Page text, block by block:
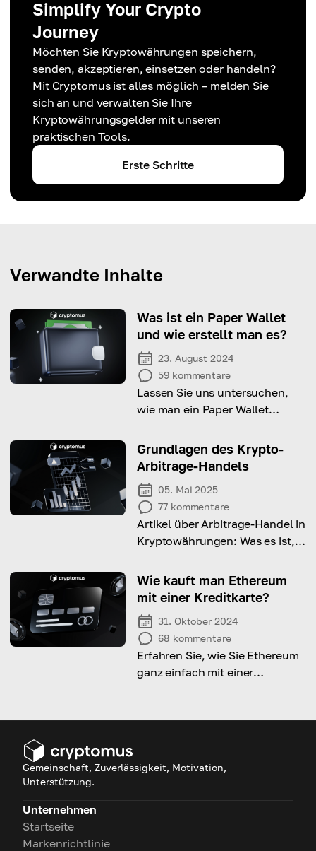
Simplify Your Crypto
Journey
Möchten Sie Kryptowährungen speichern,
senden, akzeptieren, einsetzen oder handeln?
Mit Cryptomus ist alles möglich – melden Sie
sich an und verwalten Sie Ihre
Kryptowährungsgelder mit unseren
praktischen Tools.
Erste Schritte
Verwandte Inhalte
Was ist ein Paper Wallet
und wie erstellt man es?
23. August 2024
59 kommentare
Lassen Sie uns untersuchen,
wie man ein Paper Wallet
Speicherung von
Kryptowährungen nutzt.
Grundlagen des Krypto-
Arbitrage-Handels
05. Mai 2025
77 kommentare
Artikel über Arbitrage-Handel in
Kryptowährungen: Was es ist,
Sie es kennen sollten
Wie kauft man Ethereum
mit einer Kreditkarte?
31. Oktober 2024
68 kommentare
Erfahren Sie, wie Sie Ethereum
ganz einfach mit einer
Anleitung.
Gemeinschaft, Zuverlässigkeit, Motivation,
Unterstützung.
Unternehmen
Startseite
Markenrichtlinie